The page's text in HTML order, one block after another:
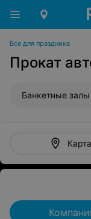
Все для праздника
Прокат
Банкетные залы
Карта